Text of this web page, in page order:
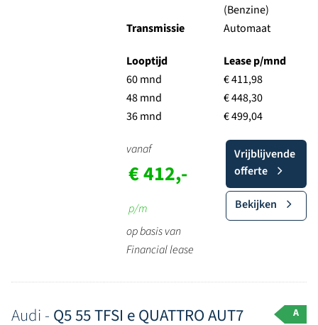
(Benzine)
Transmissie
Automaat
Looptijd
60 mnd
48 mnd
36 mnd
Lease p/mnd
€ 411,98
€ 448,30
€ 499,04
vanaf
€ 412,-
p/m
op basis van
Financial lease
Vrijblijvende
offerte
Bekijken
Audi - Q5 55 TFSI e QUATTRO AUT7
A